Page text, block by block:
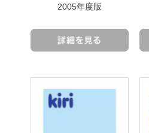
2005年度版